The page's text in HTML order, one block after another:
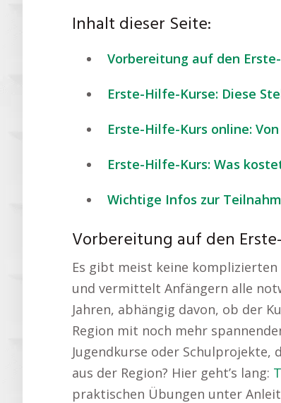
Inhalt dieser Seite:
Vorbereitung auf den
Erste-Hilfe-Kurse: Diese
Erste-Hilfe-Kurs online:
Erste-Hilfe-Kurs: Was
Wichtige Infos zur
Vorbereitung auf den
Es gibt meist keine komplizierten
und vermittelt Anfängern alle
Jahren, abhängig davon, ob der
Region mit noch mehr
Jugendkurse oder
aus der Region? Hier geht’s lang:
praktischen Übungen unter